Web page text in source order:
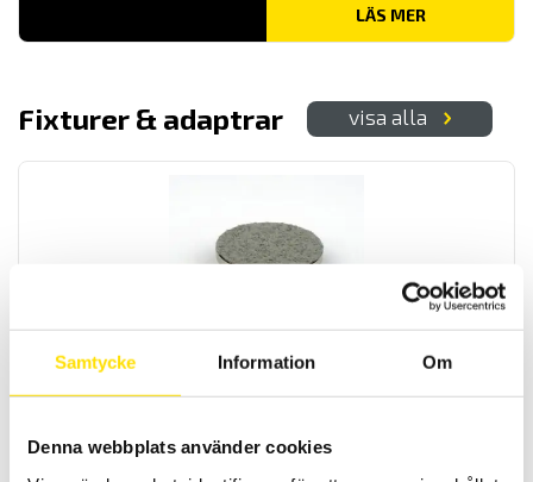
Samtycke Information Om
Denna webbplats använder cookies
LÄS MER
Fixturer & adaptrar visa alla
Mecmesin kompressionsplatta gummiklädd för trycktester